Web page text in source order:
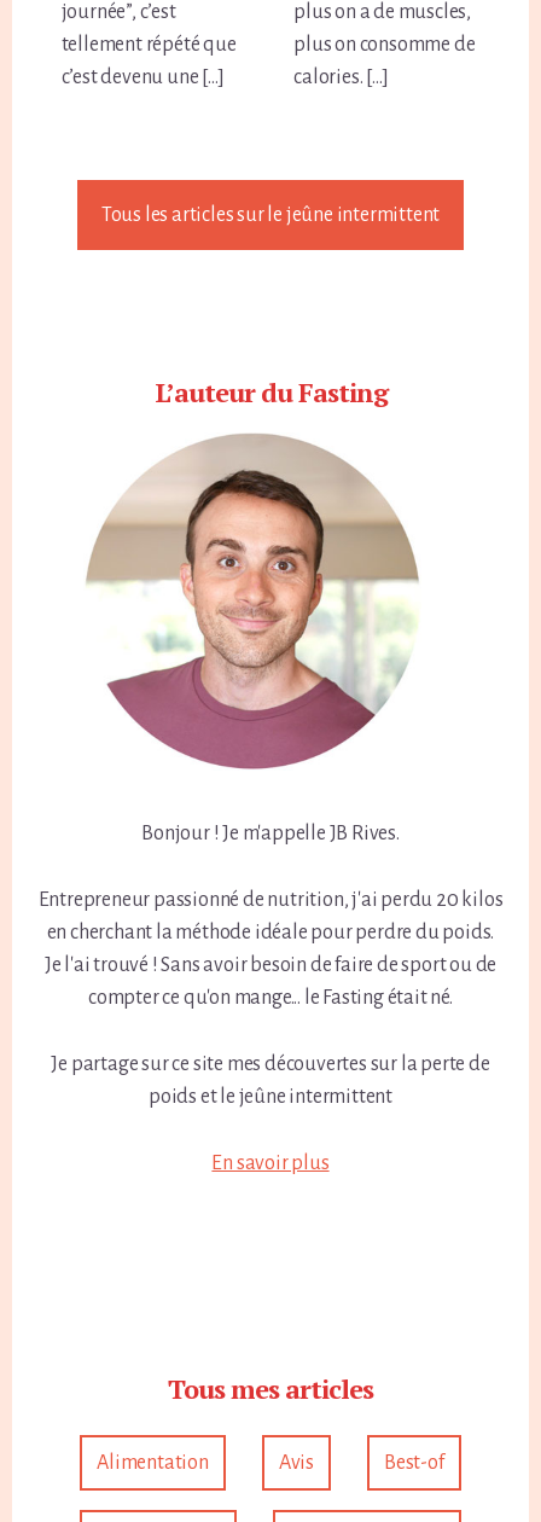
journée”, c’est
tellement répété que
c’est devenu une […]
plus on a de muscles,
plus on consomme de
calories. […]
Tous les articles sur le jeûne intermittent
L’auteur du Fasting
Bonjour ! Je m'appelle JB Rives.
Entrepreneur passionné de nutrition, j'ai perdu 20 kilos
en cherchant la méthode idéale pour perdre du poids.
Je l'ai trouvé ! Sans avoir besoin de faire de sport ou de
compter ce qu'on mange... le Fasting était né.
Je partage sur ce site mes découvertes sur la perte de
poids et le jeûne intermittent
En savoir plus
Tous mes articles
Alimentation Avis Best-of